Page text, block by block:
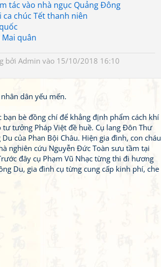
tác vào nhà ngục Quảng Đông
ca chúc Tết thanh niên
Mai quân
bởi Admin vào 15/10/2018 16:10
dân yếu mến.
bè đồng chí để khẳng định phẩm cách khí
tưởng Pháp Việt đề huề. Cụ lang Đôn Thư
của Phan Bội Châu. Hiện gia đình, con cháu
nghiên cứu Nguyễn Đức Toàn sưu tầm tại
đây cụ Phạm Vũ Nhạc từng thi đi hương
Du, gia đình cụ từng cung cấp kinh phí, che